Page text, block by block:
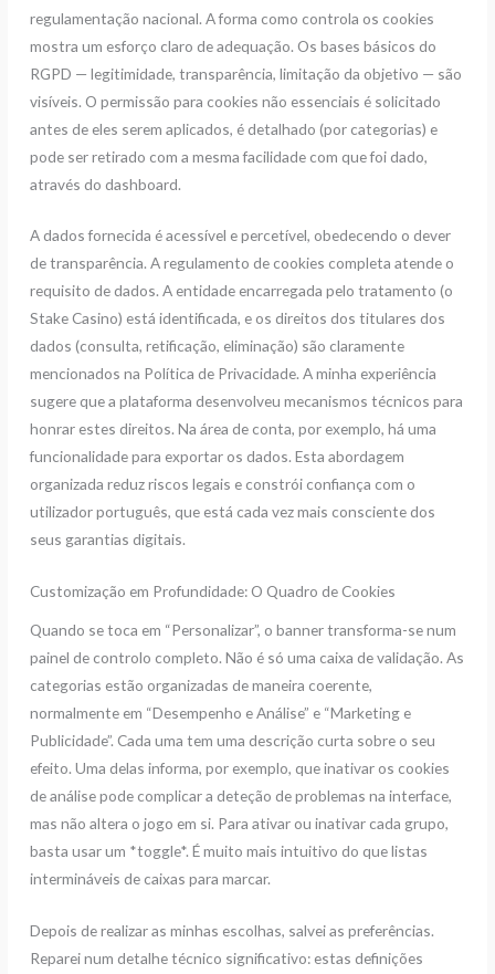
regulamentação nacional. A forma como controla os cookies
mostra um esforço claro de adequação. Os bases básicos do
RGPD — legitimidade, transparência, limitação da objetivo — são
visíveis. O permissão para cookies não essenciais é solicitado
antes de eles serem aplicados, é detalhado (por categorias) e
pode ser retirado com a mesma facilidade com que foi dado,
através do dashboard.
A dados fornecida é acessível e percetível, obedecendo o dever
de transparência. A regulamento de cookies completa atende o
requisito de dados. A entidade encarregada pelo tratamento (o
Stake Casino) está identificada, e os direitos dos titulares dos
dados (consulta, retificação, eliminação) são claramente
mencionados na Política de Privacidade. A minha experiência
sugere que a plataforma desenvolveu mecanismos técnicos para
honrar estes direitos. Na área de conta, por exemplo, há uma
funcionalidade para exportar os dados. Esta abordagem
organizada reduz riscos legais e constrói confiança com o
utilizador português, que está cada vez mais consciente dos
seus garantias digitais.
Customização em Profundidade: O Quadro de Cookies
Quando se toca em “Personalizar”, o banner transforma-se num
painel de controlo completo. Não é só uma caixa de validação. As
categorias estão organizadas de maneira coerente,
normalmente em “Desempenho e Análise” e “Marketing e
Publicidade”. Cada uma tem uma descrição curta sobre o seu
efeito. Uma delas informa, por exemplo, que inativar os cookies
de análise pode complicar a deteção de problemas na interface,
mas não altera o jogo em si. Para ativar ou inativar cada grupo,
basta usar um *toggle*. É muito mais intuitivo do que listas
intermináveis de caixas para marcar.
Depois de realizar as minhas escolhas, salvei as preferências.
Reparei num detalhe técnico significativo: estas definições